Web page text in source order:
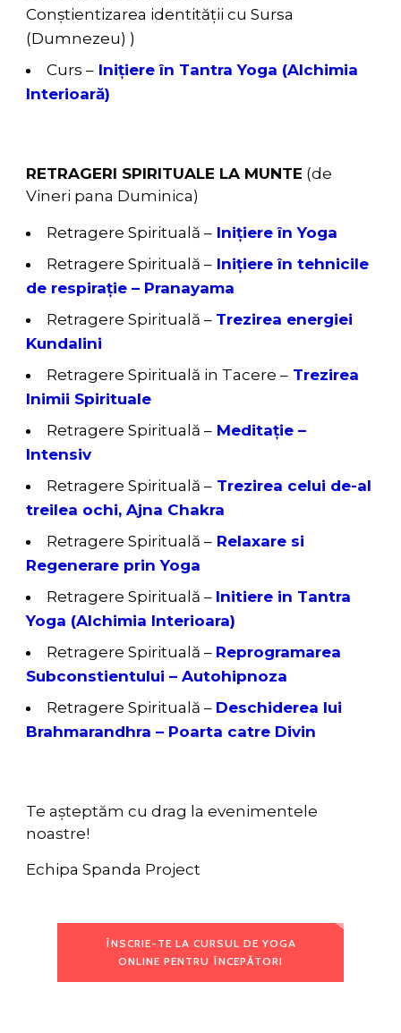
Conștientizarea identității cu Sursa
(Dumnezeu) )
Curs – Inițiere în Tantra Yoga (Alchimia
Interioară)
RETRAGERI SPIRITUALE LA MUNTE (de
Vineri pana Duminica)
Retragere Spirituală – Inițiere în Yoga
Retragere Spirituală – Inițiere în tehnicile
de respirație – Pranayama
Retragere Spirituală – Trezirea energiei
Kundalini
Retragere Spirituală in Tacere – Trezirea
Inimii Spirituale
Retragere Spirituală – Meditație –
Intensiv
Retragere Spirituală – Trezirea celui de-al
treilea ochi, Ajna Chakra
Retragere Spirituală – Relaxare si
Regenerare prin Yoga
Retragere Spirituală – Initiere in Tantra
Yoga (Alchimia Interioara)
Retragere Spirituală – Reprogramarea
Subconstientului – Autohipnoza
Retragere Spirituală – Deschiderea lui
Brahmarandhra – Poarta catre Divin
Te așteptăm cu drag la evenimentele
noastre!
Echipa Spanda Project
ÎNSCRIE-TE LA CURSUL DE YOGA
ONLINE PENTRU ÎNCEPĂTORI